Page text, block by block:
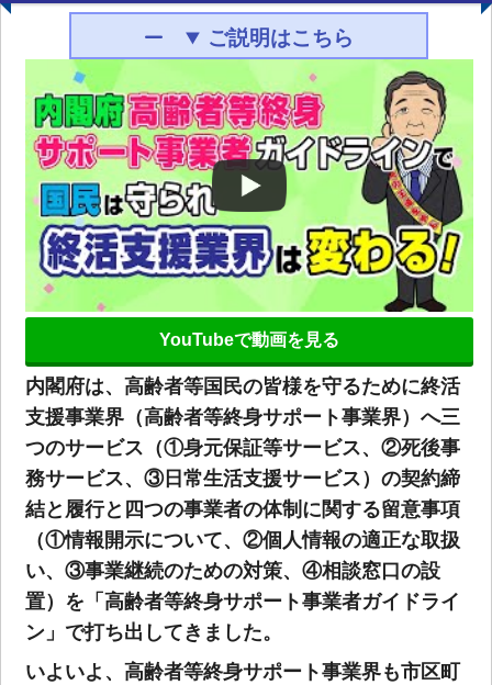
ご説明はこちら
YouTubeで動画を見る
内閣府は、高齢者等国民の皆様を守るために終活
支援事業界（高齢者等終身サポート事業界）へ三
つのサービス（①身元保証等サービス、②死後事
務サービス、③日常生活支援サービス）の契約締
結と履行と四つの事業者の体制に関する留意事項
（①情報開示について、②個人情報の適正な取扱
い、③事業継続のための対策、④相談窓口の設
置）を「高齢者等終身サポート事業者ガイドライ
ン」で打ち出してきました。
いよいよ、高齢者等終身サポート事業界も市区町